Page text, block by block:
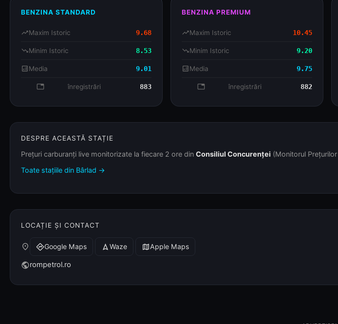
BENZINA STANDARD
trending_upMaxim Istoric 9.68
trending_downMinim Istoric 8.53
analyticsMedia 9.01
database înregistrări 883
BENZINA PREMIUM
trending_upMaxim Istoric 10.45
trending_downMinim Istoric 9.20
analyticsMedia 9.75
database înregistrări 882
DESPRE ACEASTĂ STAȚIE
Prețuri carburanți live monitorizate la fiecare 2 ore din Consiliul Concurenței (Monitorul
Toate stațiile din Bârlad →
LOCAȚIE ȘI CONTACT
place directionsGoogle Maps navigation Waze mapApple Maps
publicrompetrol.ro